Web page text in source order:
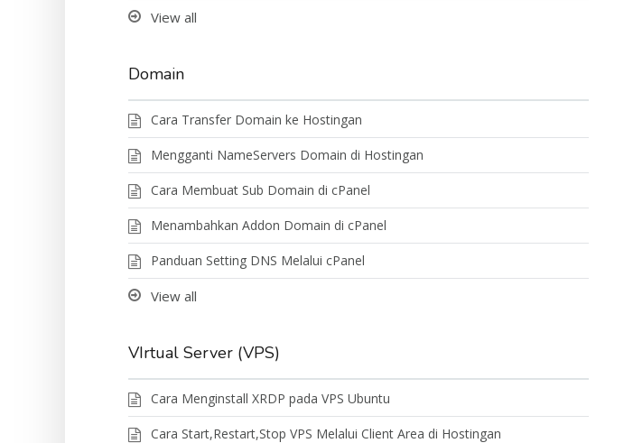
View all
Domain
Cara Transfer Domain ke Hostingan
Mengganti NameServers Domain di Hostingan
Cara Membuat Sub Domain di cPanel
Menambahkan Addon Domain di cPanel
Panduan Setting DNS Melalui cPanel
View all
VIrtual Server (VPS)
Cara Menginstall XRDP pada VPS Ubuntu
Cara Start,Restart,Stop VPS Melalui Client Area di Hostingan